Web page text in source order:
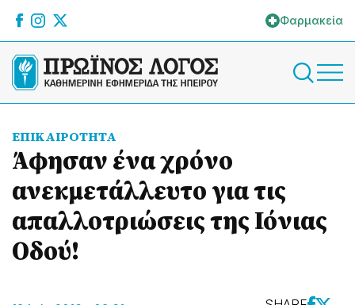
Φαρμακεία
ΕΠΙΚΑΙΡΟΤΗΤΑ
Άφησαν ένα χρόνο
ανεκμετάλλευτο για τις
απαλλοτριώσεις της Ιόνιας
Οδού!